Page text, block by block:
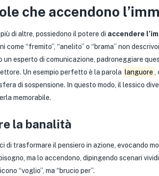
che accendono
di altre, possiedono il potere di accendere
“fremito”, “anelito” o “brama” non
esperto di comunicazione, padroneggiare
Un esempio perfetto è la parola languore
di sospensione. In questo modo, il lessico
memorabile.
la banalità
di trasformare il pensiero in azione, evocando
ma lo accendono, dipingendo scenari
“voglio”, ma “brucio per”.